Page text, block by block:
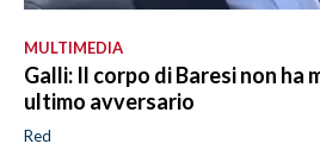
MULTIMEDIA
Galli: Il corpo di Baresi non ha
ultimo avversario
Red